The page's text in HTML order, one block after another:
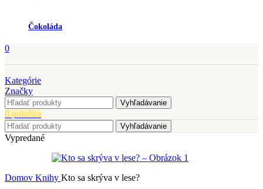
Čokoláda
0
Kategórie
Značky
Vyhľadávanie
0 položka
Vyhľadávanie
Vypredané
Domov Knihy Kto sa skrýva v lese?